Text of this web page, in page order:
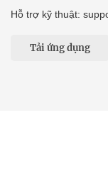
Hỗ trợ kỹ thuật:
Tải ứng dụng